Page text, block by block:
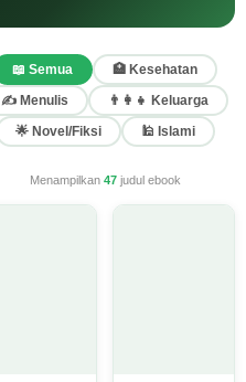
📖 Semua
🏥 Kesehatan
✍️ Menulis
👨‍👩‍👧 Keluarga
🌟 Novel/Fiksi
🕌 Islami
Menampilkan 47judul ebook